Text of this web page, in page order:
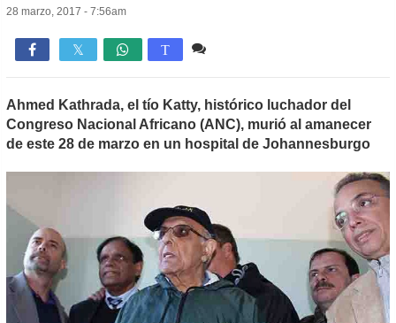
28 marzo, 2017 - 7:56am
 T
Ahmed Kathrada, el tío Katty, histórico luchador del
Congreso Nacional Africano (ANC), murió al amanecer
de este 28 de marzo en un hospital de Johannesburgo